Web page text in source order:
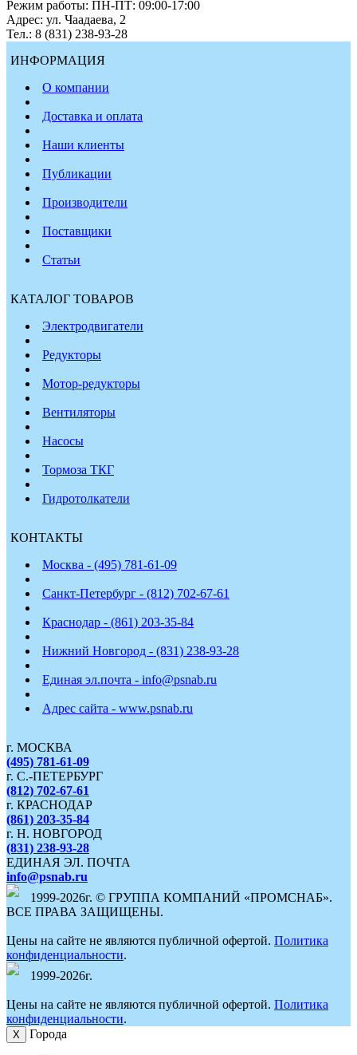
Режим работы: ПН-ПТ: 09:00-17:00
Адрес: ул. Чаадаева, 2
Тел.: 8 (831) 238-93-28
ИНФОРМАЦИЯ
О компании
Доставка и оплата
Наши клиенты
Публикации
Производители
Поставщики
Статьи
КАТАЛОГ ТОВАРОВ
Электродвигатели
Редукторы
Мотор-редукторы
Вентиляторы
Насосы
Тормоза ТКГ
Гидротолкатели
КОНТАКТЫ
Москва - (495) 781-61-09
Санкт-Петербург - (812) 702-67-61
Краснодар - (861) 203-35-84
Нижний Новгород - (831) 238-93-28
Единая эл.почта - info@psnab.ru
Адрес сайта - www.psnab.ru
г. МОСКВА
(495) 781-61-09
г. С.-ПЕТЕРБУРГ
(812) 702-67-61
г. КРАСНОДАР
(861) 203-35-84
г. Н. НОВГОРОД
(831) 238-93-28
ЕДИНАЯ ЭЛ. ПОЧТА
info@psnab.ru
1999-2026г. © ГРУППА КОМПАНИЙ «ПРОМСНАБ».
ВСЕ ПРАВА ЗАЩИЩЕНЫ.
Цены на сайте не являются публичной офертой. Политика
конфиденциальности.
1999-2026г.
Цены на сайте не являются публичной офертой. Политика
конфиденциальности.
Х Города